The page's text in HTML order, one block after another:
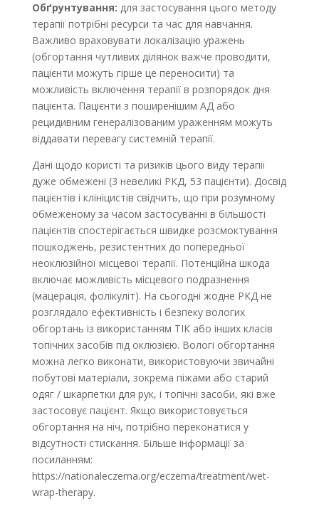
Обґрунтування: для застосування цього методу
терапії потрібні ресурси та час для навчання.
Важливо враховувати локалізацію уражень
(обгортання чутливих ділянок важче проводити,
пацієнти можуть гірше це переносити) та
можливість включення терапії в розпорядок дня
пацієнта. Пацієнти з поширенішим АД або
рецидивним генералізованим ураженням можуть
віддавати перевагу системній терапії.
Дані щодо користі та ризиків цього виду терапії
дуже обмежені (3 невеликі РКД, 53 пацієнти). Досвід
пацієнтів і клініцистів свідчить, що при розумному
обмеженому за часом застосуванні в більшості
пацієнтів спостерігається швидке розсмоктування
пошкоджень, резистентних до попередньої
неоклюзійної місцевої терапії. Потенційна шкода
включає можливість місцевого подразнення
(мацерація, фолікуліт). На сьогодні жодне РКД не
розглядало ефективність і безпеку вологих
обгортань із використанням TІК або інших класів
топічних засобів під оклюзією. Вологі обгортання
можна легко виконати, використовуючи звичайні
побутові матеріали, зокрема піжами або старий
одяг / шкарпетки для рук, і топічні засоби, які вже
застосовує пацієнт. Якщо використовується
обгортання на ніч, потрібно переконатися у
відсутності стискання. Більше інформації за
посиланням:
https://nationaleczema.org/eczema/treatment/wet-
wrap-therapy.